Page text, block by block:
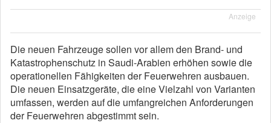
Anzeige
Die neuen Fahrzeuge sollen vor allem den Brand- und
Katastrophenschutz in Saudi-Arabien erhöhen sowie die
operationellen Fähigkeiten der Feuerwehren ausbauen.
Die neuen Einsatzgeräte, die eine Vielzahl von Varianten
umfassen, werden auf die umfangreichen Anforderungen
der Feuerwehren abgestimmt sein.